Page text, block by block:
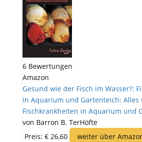
6 Bewertungen
Amazon
Gesund wie der Fisch im Wasser?:
in Aquarium und Gartenteich: Alles
Fischkrankheiten in Aquarium und
von Barron B. TerHöfte
Preis: € 26,60
weiter über